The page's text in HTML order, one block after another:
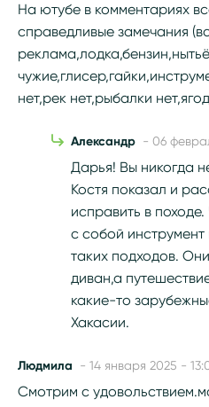
На ютубе в комментариях
справедливые замечания
нет,рек нет,рыбалки
Александр - 06
Дарья! Вы никогда
Костя показал и
исправить в
с собой
таких подходов.
диван,а
какие-то
Хакасии.
Людмила - 14 января 2025 -
Смотрим с